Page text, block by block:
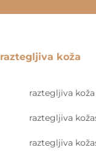
raztegljiva koža
raztegljiva koža
raztegljiva
raztegljiva